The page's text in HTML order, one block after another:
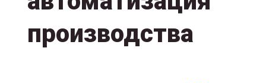
производства